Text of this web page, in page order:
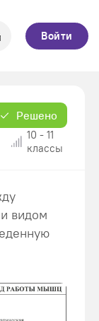
Войти
Решено
10 - 11
классы
видом